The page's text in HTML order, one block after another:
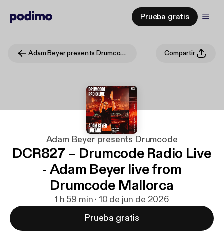
Prueba gratis
Adam Beyer presents Drumcode Compartir
Adam Beyer presents Drumcode
DCR827 – Drumcode Radio Live
- Adam Beyer live from
Drumcode Mallorca
1 h 59 min · 10 de jun de 2026
Prueba gratis